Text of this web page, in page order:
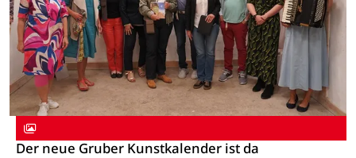
Der neue Gruber Kunstkalender ist da